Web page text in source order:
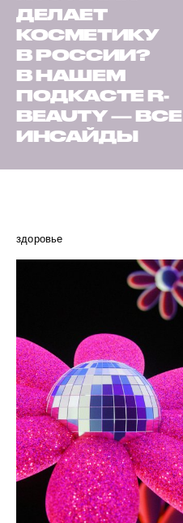
ДЕЛАЕТ
КОСМЕТИКУ
В РОССИИ?
В НАШЕМ
ПОДКАСТЕ R-
BEAUTY — ВСЕ
ИНСАЙДЫ
здоровье